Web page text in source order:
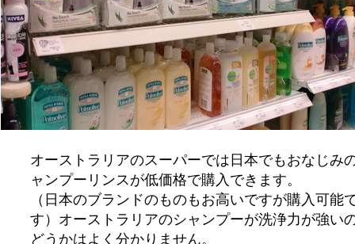
オーストラリアのスーパーでは日本でもおなじみ
ャンプーリンスが低価格で購入できます。
（日本のブランドのものもお高いですが購入可能
す）オーストラリアのシャンプーが洗浄力が強い
どうかはよく分かりません。